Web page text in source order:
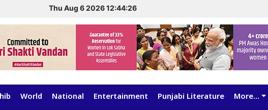
Thu Aug 6 2026 12:44:27
World National Entertainment Punjabi Literature More...